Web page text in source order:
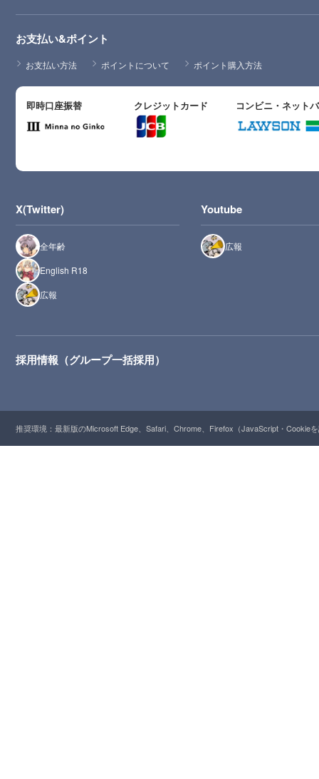
お支払い&ポイント
お支払い方法 ポイントについて ポイント購入方法
即時口座振替 クレジットカード コンビニ・ネット
X(Twitter)
全年齢
English R18
広報
Youtube
広報
採用情報（グループ一括採用）
推奨環境：最新版のMicrosoft Edge、Safari、Chrome、Firefox（JavaScript・Cookie